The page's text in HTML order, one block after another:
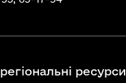
ресурси